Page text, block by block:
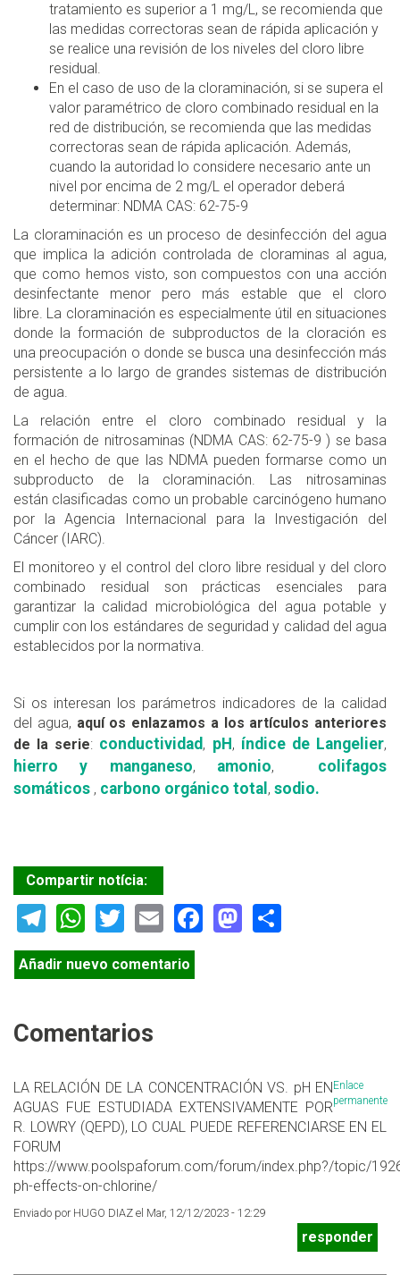
tratamiento es superior a 1 mg/L, se recomienda que
las medidas correctoras sean de rápida aplicación y
se realice una revisión de los niveles del cloro libre
residual.
En el caso de uso de la cloraminación, si se supera el
valor paramétrico de cloro combinado residual en la
red de distribución, se recomienda que las medidas
correctoras sean de rápida aplicación. Además,
cuando la autoridad lo considere necesario ante un
nivel por encima de 2 mg/L el operador deberá
determinar: NDMA CAS: 62-75-9
La cloraminación es un proceso de desinfección del agua
que implica la adición controlada de cloraminas al agua,
que como hemos visto, son compuestos con una acción
desinfectante menor pero más estable que el cloro
libre. La cloraminación es especialmente útil en situaciones
donde la formación de subproductos de la cloración es
una preocupación o donde se busca una desinfección más
persistente a lo largo de grandes sistemas de distribución
de agua.
La relación entre el cloro combinado residual y la
formación de nitrosaminas (NDMA CAS: 62-75-9 ) se basa
en el hecho de que las NDMA pueden formarse como un
subproducto de la cloraminación. Las nitrosaminas
están clasificadas como un probable carcinógeno humano
por la Agencia Internacional para la Investigación del
Cáncer (IARC).
El monitoreo y el control del cloro libre residual y del cloro
combinado residual son prácticas esenciales para
garantizar la calidad microbiológica del agua potable y
cumplir con los estándares de seguridad y calidad del agua
establecidos por la normativa.
Si os interesan los parámetros indicadores de la calidad
del agua, aquí os enlazamos a los artículos anteriores
de la serie: conductividad, pH , índice de Langelier,
hierro y manganeso, amonio,
colifagos
somáticos , carbono orgánico total , sodio.
Compartir notícia:
Telegram
WhatsApp
TwitterEmailFacebook
Mastodon
Añadir nuevo comentario
Comentarios
Enlace
permanente
LA RELACIÓN DE LA CONCENTRACIÓN VS. pH EN
AGUAS FUE ESTUDIADA EXTENSIVAMENTE POR
R. LOWRY (QEPD), LO CUAL PUEDE REFERENCIARSE EN EL
FORUM
https://www.poolspaforum.com/forum/index.php?/topic/
ph-effects-on-chlorine/
Enviado por HUGO DIAZ el Mar, 12/12/2023 - 12:29
responder